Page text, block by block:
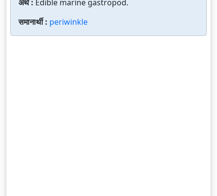
अर्थ : Edible marine gastropod.
समानार्थी : periwinkle